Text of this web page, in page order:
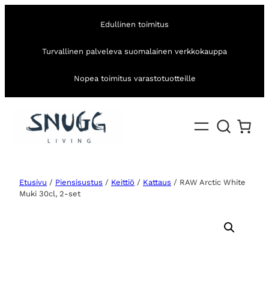
Edullinen toimitus
Turvallinen palveleva suomalainen verkkokauppa
Nopea toimitus varastotuotteille
Etusivu / Piensisustus / Keittiö / Kattaus / RAW Arctic White
Muki 30cl, 2-set